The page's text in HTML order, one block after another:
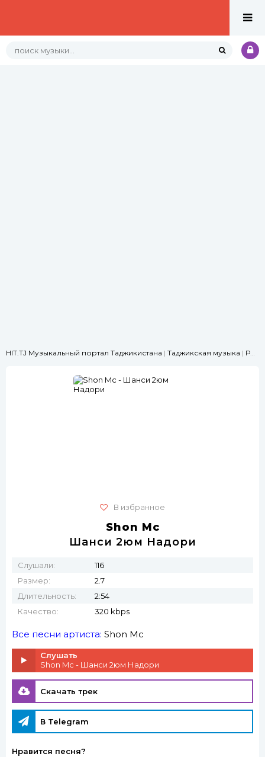
HIT.TJ Музыкальный портал Таджикистана | Таджикская музыка | РЭП
В избранное
Shon Mc
Шанси 2юм Надори
Слушали:
116
Размер:
2.7
Длительность:
2:54
Качество:
320 kbps
Все песни артиста: Shon Mc
Слушать
Shon Mc - Шанси 2юм Надори
Скачать трек
В Telegram
Нравится песня?